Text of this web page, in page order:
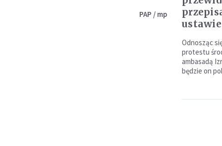
PAP / mp
Odnosząc
protestu
ambasadą
będzie on